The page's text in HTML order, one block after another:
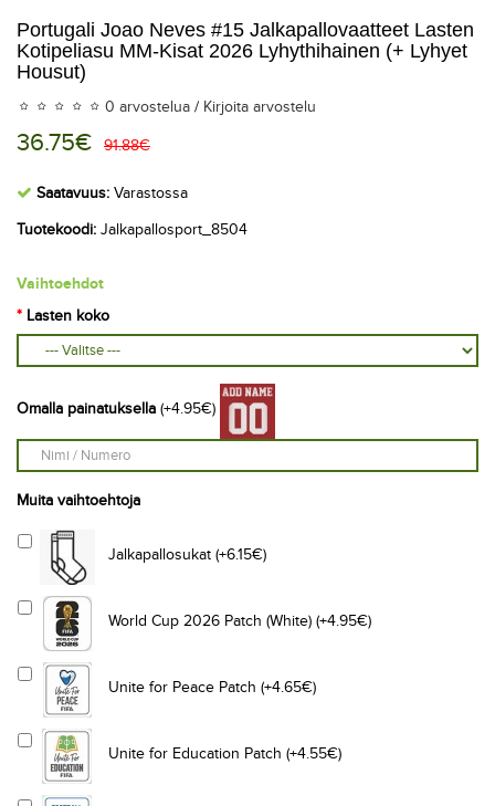
Portugali Joao Neves #15 Jalkapallovaatteet Lasten
Kotipeliasu MM-Kisat 2026 Lyhythihainen (+ Lyhyet
Housut)
0 arvostelua / Kirjoita arvostelu
36.75€ 91.88€
Saatavuus: Varastossa
Tuotekoodi: Jalkapallosport_8504
Vaihtoehdot
Lasten koko
Omalla painatuksella (+4.95€)
Muita vaihtoehtoja
Jalkapallosukat (+6.15€)
World Cup 2026 Patch (White) (+4.95€)
Unite for Peace Patch (+4.65€)
Unite for Education Patch (+4.55€)